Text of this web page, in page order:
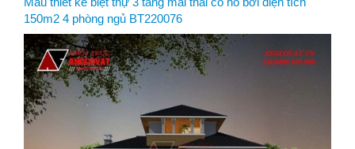
150m2 4 phòng ngủ BT220076